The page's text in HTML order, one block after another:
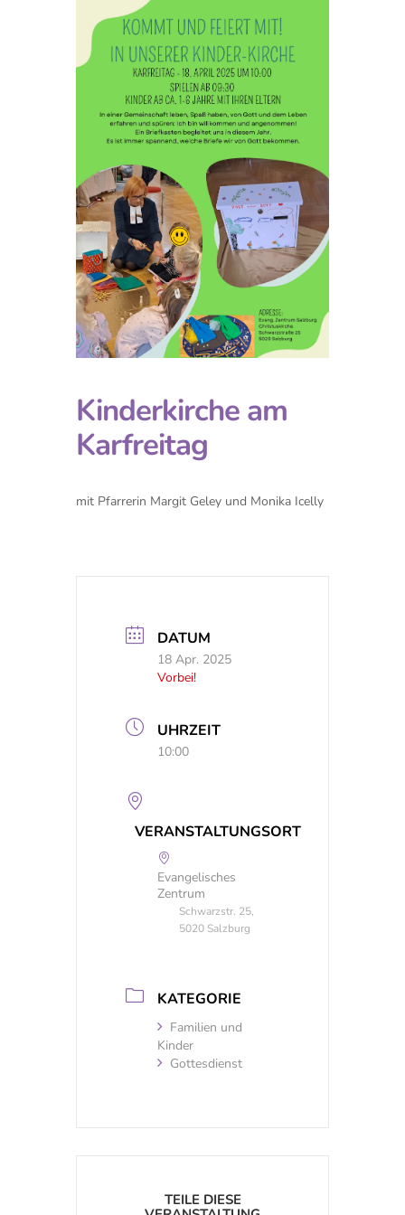
Kinderkirche am
Karfreitag
mit Pfarrerin Margit Geley und Monika Icelly
DATUM
18 Apr. 2025
Vorbei!
UHRZEIT
10:00
VERANSTALTUNGSORT
Evangelisches
Zentrum
Schwarzstr. 25,
5020 Salzburg
KATEGORIE
Familien und
Kinder
Gottesdienst
TEILE DIESE